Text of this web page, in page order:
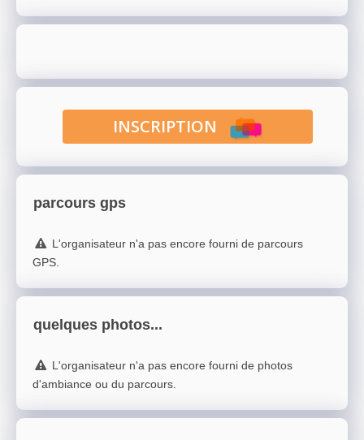
INSCRIPTION
parcours gps
L'organisateur n'a pas encore fourni de parcours
GPS.
quelques photos...
L'organisateur n'a pas encore fourni de photos
d'ambiance ou du parcours.